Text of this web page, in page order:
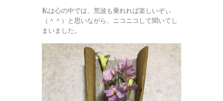
私は心の中では、荒波も乗れれば楽しいぞぃ
（＾＾）と思いながら、ニコニコして聞いてし
まいました。